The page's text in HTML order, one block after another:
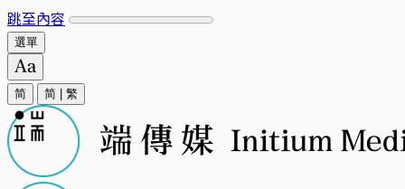
跳至內容
選單
简 简 繁